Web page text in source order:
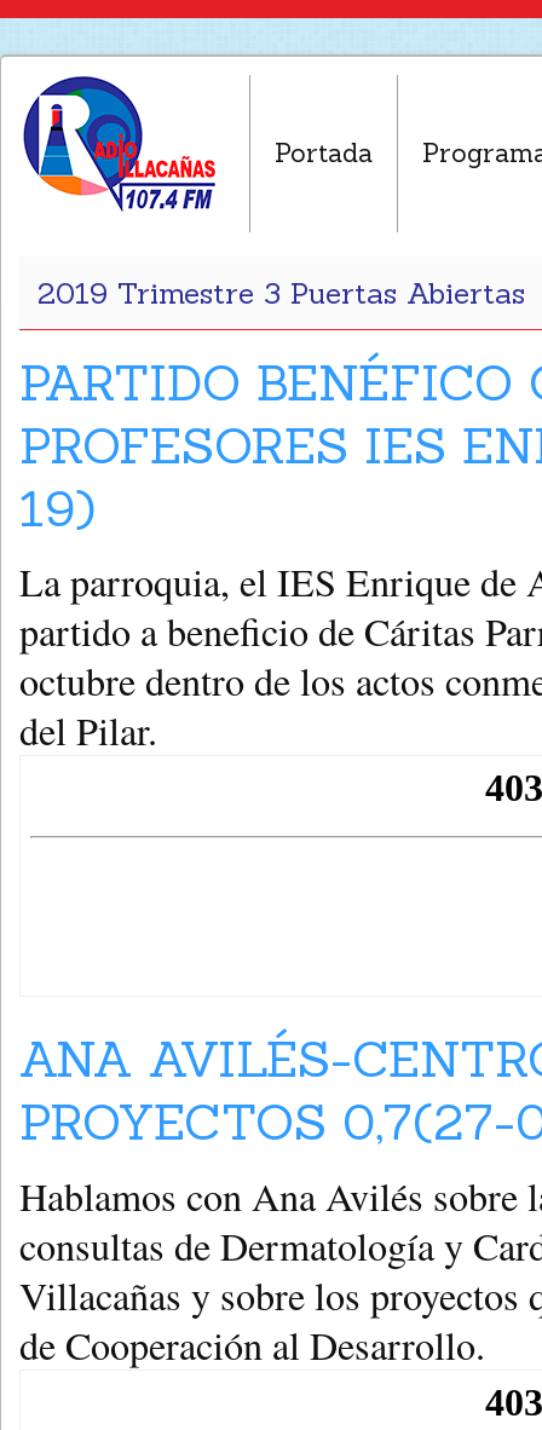
Portada
2019 Trimestre 3 Puertas Abiertas
PARTIDO
PROFESORES IES
19)
La parroquia, el IES Enrique de
partido a beneficio de Cáritas
octubre dentro de los actos
del Pilar.
ANA AVILÉS-
PROYECTOS 0,7(27-
Hablamos con Ana Avilés sobre
consultas de Dermatología y
Villacañas y sobre los proyectos
de Cooperación al Desarrollo.